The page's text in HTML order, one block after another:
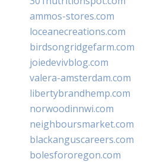
ammos-stores.com
loceanecreations.com
birdsongridgefarm.com
joiedevivblog.com
valera-amsterdam.com
libertybrandhemp.com
norwoodinnwi.com
neighboursmarket.com
blackanguscareers.com
bolesfororegon.com